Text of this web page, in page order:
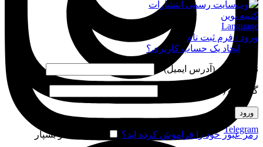
Telegram
Language
ورود / فرم ثبت نام
ورود
ایجاد یک حساب کاربری؟
نام کاربری (آدرس ایمیل)
گذرواژه (شماره موبایل)
ورود
رمز عبور خود را فراموش کرده اید؟ مرا به خاطر بسپار